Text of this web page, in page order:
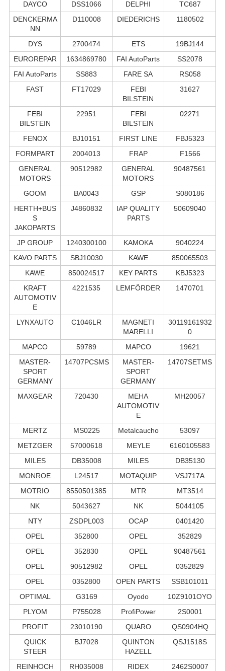
DAYCO DSS1066 DELPHI
TC687
DENCKERMA
NN
D110008 DIEDERICHS 1180502
DYS 2700474 ETS
19BJ144
EUROREPAR
1634869780 FAI AutoParts
SS2078
FAI AutoParts
SS883 FARE SA
RS058
FAST
FT17029
FEBI
BILSTEIN
31627
FEBI
BILSTEIN
22951
FEBI
BILSTEIN
02271
FENOX BJ10151 FIRST LINE
FBJ5323
FORMPART
2004013 FRAP
F1566
GENERAL
MOTORS
90512982
GENERAL
MOTORS
90487561
GOOM BA0043 GSP
S080186
HERTH+BUS
S
JAKOPARTS
J4860832
IAP QUALITY
PARTS
50609040
JP GROUP 1240300100 KAMOKA
9040224
KAVO PARTS
SBJ10030 KAWE
850065503
KAWE
850024517 KEY PARTS
KBJ5323
KRAFT
AUTOMOTIV
E
4221535 LEMFÖRDER 1470701
LYNXAUTO C1046LR
MAGNETI
MARELLI
30119161932
0
MAPCO
59789 MAPCO
19621
MASTER-
SPORT
GERMANY
14707PCSMS
MASTER-
SPORT
GERMANY
14707SETMS
MAXGEAR 720430
MEHA
AUTOMOTIV
E
MH20057
MERTZ MS0225 Metalcaucho
53097
METZGER
57000618 MEYLE
6160105583
MILES
DB35008 MILES
DB35130
MONROE
L24517 MOTAQUIP
VSJ717A
MOTRIO
8550501385 MTR
MT3514
NK
5043627 NK
5044105
NTY
ZSDPL003 OCAP
0401420
OPEL
352800 OPEL
352829
OPEL
352830 OPEL
90487561
OPEL
90512982 OPEL
0352829
OPEL
0352800 OPEN PARTS
SSB101011
OPTIMAL
G3169 Oyodo
10Z9101OYO
PLYOM
P755028 ProfiPower
2S0001
PROFIT
23010190 QUARO
QS0904HQ
QUICK
STEER
BJ7028
QUINTON
HAZELL
QSJ1518S
REINHOCH RH035008 RIDEX
2462S0007